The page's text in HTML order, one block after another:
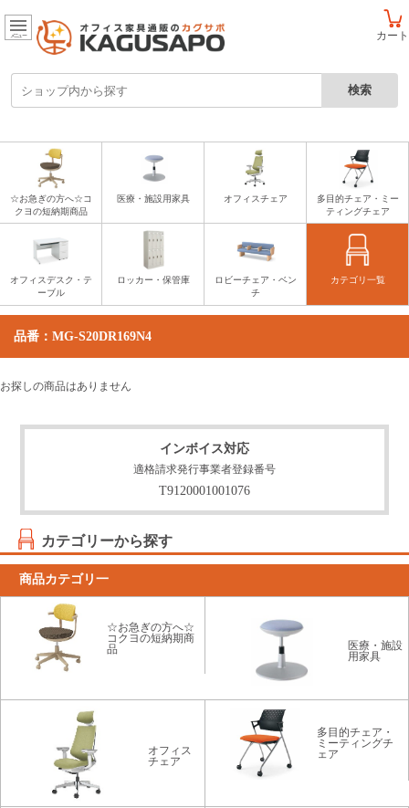
カート
メニュー
☆お急ぎの方へ☆コ
クヨの短納期商品
医療・施設用家具 オフィスチェア
多目的チェア・ミー
ティングチェア
オフィスデスク・テ
ーブル
ロッカー・保管庫
ロビーチェア・ベン
チ
カテゴリ一覧
品番：MG-S20DR169N4
お探しの商品はありません
インボイス対応
適格請求発行事業者登録番号
T9120001001076
カテゴリーから探す
商品カテゴリ一
☆お急ぎの方へ☆
コクヨの短納期商
品
医療・施設
用家具
オフィス
チェア
多目的チェア・
ミーティングチ
ェア